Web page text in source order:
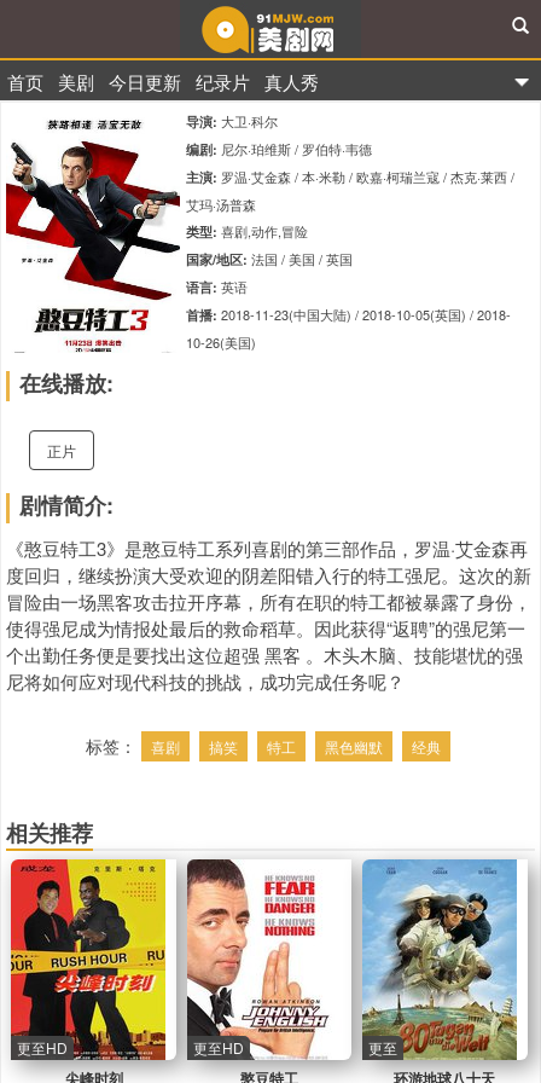
91美剧网
首页 美剧 今日更新 纪录片 真人秀
导演: 大卫·科尔
编剧: 尼尔·珀维斯 / 罗伯特·韦德
主演: 罗温·艾金森 / 本·米勒 / 欧嘉·柯瑞兰寇 / 杰克·莱西 /
艾玛·汤普森
类型: 喜剧,动作,冒险
国家/地区: 法国 / 美国 / 英国
语言: 英语
首播: 2018-11-23(中国大陆) / 2018-10-05(英国) / 2018-
10-26(美国)
在线播放:
正片
剧情简介:
《憨豆特工3》是憨豆特工系列喜剧的第三部作品，罗温·艾金森再
度回归，继续扮演大受欢迎的阴差阳错入行的特工强尼。这次的新
冒险由一场黑客攻击拉开序幕，所有在职的特工都被暴露了身份，
使得强尼成为情报处最后的救命稻草。因此获得“返聘”的强尼第一
个出勤任务便是要找出这位超强 黑客 。木头木脑、技能堪忧的强
尼将如何应对现代科技的挑战，成功完成任务呢？
标签： 喜剧 搞笑 特工 黑色幽默 经典
相关推荐
尖峰时刻
更至HD
憨豆特工
更至HD
环游地球八十天
更至